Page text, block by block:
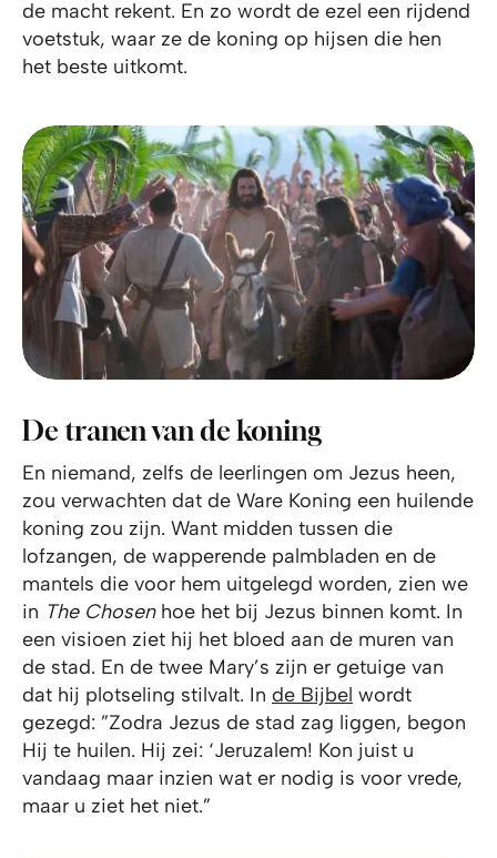
de macht rekent. En zo wordt de ezel een rijdend
voetstuk, waar ze de koning op hijsen die hen
het beste uitkomt.
De tranen van de koning
En niemand, zelfs de leerlingen om Jezus heen,
zou verwachten dat de Ware Koning een huilende
koning zou zijn. Want midden tussen die
lofzangen, de wapperende palmbladen en de
mantels die voor hem uitgelegd worden, zien we
in The Chosenhoe het bij Jezus binnen komt. In
een visioen ziet hij het bloed aan de muren van
de stad. En de twee Mary’s zijn er getuige van
dat hij plotseling stilvalt. In de Bijbel wordt
gezegd: ”Zodra Jezus de stad zag liggen, begon
Hij te huilen. Hij zei: ‘Jeruzalem! Kon juist u
vandaag maar inzien wat er nodig is voor vrede,
maar u ziet het niet.”